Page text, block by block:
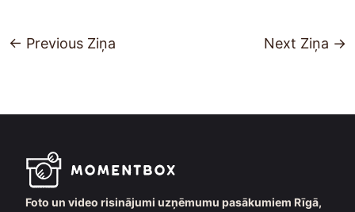
← Previous Ziņa Next Ziņa →
Foto un video risinājumi uzņēmumu pasākumiem Rīgā,